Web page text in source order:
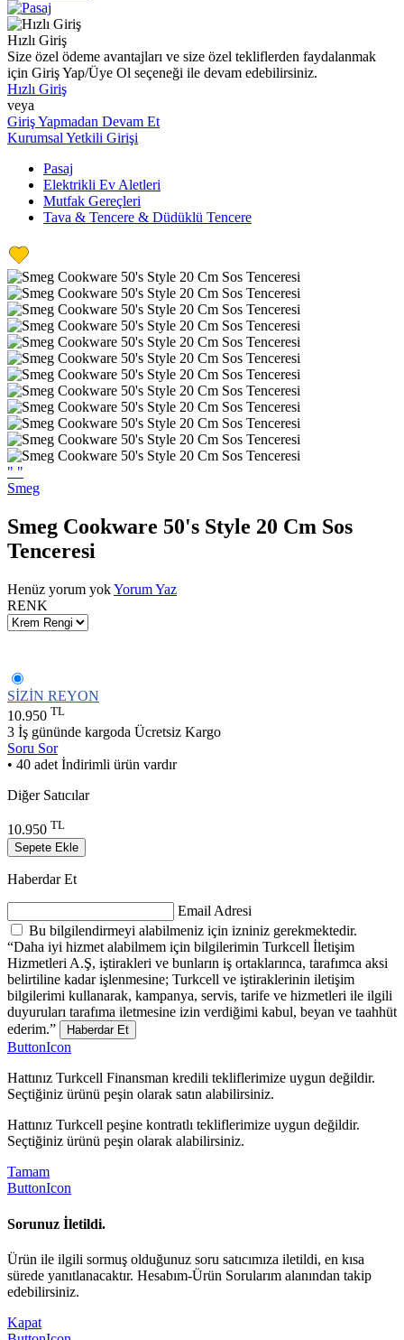
Hızlı Giriş
Size özel ödeme avantajları ve size özel tekliflerden faydalanmak
için Giriş Yap/Üye Ol seçeneği ile devam edebilirsiniz.
Hızlı Giriş
veya
Giriş Yapmadan Devam Et
Kurumsal Yetkili Girişi
Pasaj
Elektrikli Ev Aletleri
Mutfak Gereçleri
Tava & Tencere & Düdüklü Tencere
" "
Smeg
Smeg Cookware 50's Style 20 Cm Sos
Tenceresi
Henüz yorum yokYorum Yaz
RENK
SİZİN REYON
10.950 TL
3 İş gününde kargoda Ücretsiz Kargo
Soru Sor
• 40 adet İndirimli ürün vardır
Diğer Satıcılar
10.950 TL
Sepete Ekle
Haberdar Et
Email Adresi
Bu bilgilendirmeyi alabilmeniz için izniniz gerekmektedir.
“Daha iyi hizmet alabilmem için bilgilerimin Turkcell İletişim
Hizmetleri A.Ş, iştirakleri ve bunların iş ortaklarınca, tarafımca aksi
belirtiline kadar işlenmesine; Turkcell ve iştiraklerinin iletişim
bilgilerimi kullanarak, kampanya, servis, tarife ve hizmetleri ile ilgili
duyuruları tarafıma iletmesine izin verdiğimi kabul, beyan ve taahhüt
ederim.”
Haberdar Et
ButtonIcon
Hattınız Turkcell Finansman kredili tekliflerimize uygun değildir.
Seçtiğiniz ürünü peşin olarak satın alabilirsiniz.
Hattınız Turkcell peşine kontratlı tekliflerimize uygun değildir.
Seçtiğiniz ürünü peşin olarak alabilirsiniz.
Tamam
ButtonIcon
Sorunuz İletildi.
Ürün ile ilgili sormuş olduğunuz soru satıcımıza iletildi, en kısa
sürede yanıtlanacaktır. Hesabım-Ürün Sorularım alanından takip
edebilirsiniz.
Kapat